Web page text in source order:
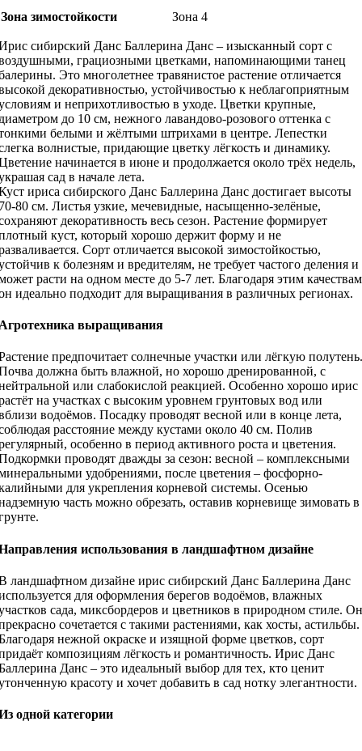
Зона зимостойкости Зона 4
сибирский Данс Баллерина Данс – изысканный сорт с
грациозными цветками, напоминающими танец
Это многолетнее травянистое растение отличается
декоративностью, устойчивостью к неблагоприятным
и неприхотливостью в уходе. Цветки крупные,
до 10 см, нежного лавандово-розового оттенка с
белыми и жёлтыми штрихами в центре. Лепестки
волнистые, придающие цветку лёгкость и динамику.
начинается в июне и продолжается около трёх недель,
сад в начале лета.
ириса сибирского Данс Баллерина Данс достигает высоты
80 см. Листья узкие, мечевидные, насыщенно-зелёные,
декоративность весь сезон. Растение формирует
куст, который хорошо держит форму и не
Сорт отличается высокой зимостойкостью,
к болезням и вредителям, не требует частого деления и
расти на одном месте до 5-7 лет. Благодаря этим качествам
идеально подходит для выращивания в различных регионах.
выращивания
предпочитает солнечные участки или лёгкую полутень.
должна быть влажной, но хорошо дренированной, с
или слабокислой реакцией. Особенно хорошо ирис
на участках с высоким уровнем грунтовых вод или
водоёмов. Посадку проводят весной или в конце лета,
расстояние между кустами около 40 см. Полив
особенно в период активного роста и цветения.
проводят дважды за сезон: весной – комплексными
удобрениями, после цветения – фосфорно-
для укрепления корневой системы. Осенью
часть можно обрезать, оставив корневище зимовать в
использования в ландшафтном дизайне
ландшафтном дизайне ирис сибирский Данс Баллерина Данс
для оформления берегов водоёмов, влажных
сада, миксбордеров и цветников в природном стиле. Он
сочетается с такими растениями, как хосты, астильбы.
нежной окраске и изящной форме цветков, сорт
композициям лёгкость и романтичность. Ирис Данс
Данс – это идеальный выбор для тех, кто ценит
красоту и хочет добавить в сад нотку элегантности.
одной категории